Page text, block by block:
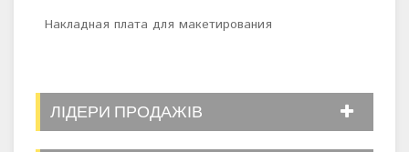
Накладная плата для макетирования
ЛІДЕРИ ПРОДАЖІВ